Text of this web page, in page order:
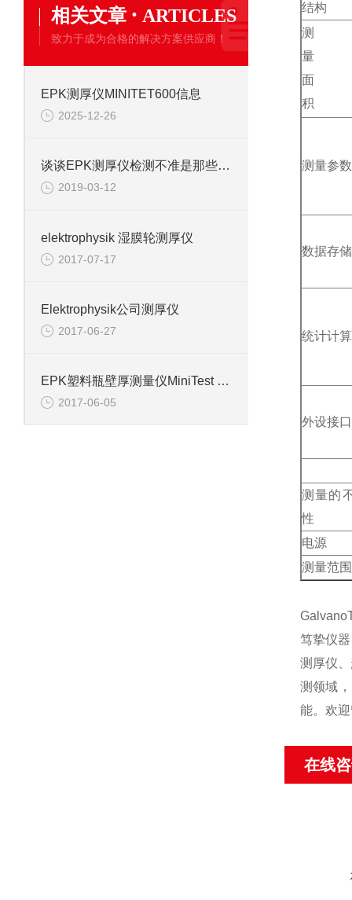
相关文章 · ARTICLES
致力于成为合格的解决方案供应商！
EPK测厚仪MINITET600信息
2025-12-26
谈谈EPK测厚仪检测不准是那些因素呢？
2019-03-12
elektrophysik 湿膜轮测厚仪
2017-07-17
Elektrophysik公司测厚仪
2017-06-27
EPK塑料瓶壁厚测量仪MiniTest 7400 FH
2017-06-05
结构
测
量
面
积
测量参数
数据存储
统计计算
外设接口
测量的
性
电源
测量范围
笃挚仪
测厚仪
测领域
能。欢
在线